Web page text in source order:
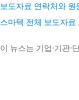
보도자료 연락처와 원
스마텍 전체 보도자료
이 뉴스는 기업·기관